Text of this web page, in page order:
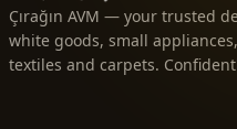
Çırağın AVM — your trusted
white goods, small
textiles and carpets.